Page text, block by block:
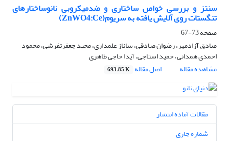
سنتز و بررسی خواص ساختاری و ضدمیکروبی نانوساختارهای
تنگستات روی آلایش یافته به سریوم(ZnWO4:Ce)
صفحه73-67
صادق آزادمهر، رضوان صادقی، ساناز علمداری، مجید جعفرتفرشی، محمود
احمدی همدانی، حمید استاجی، آیدا حاجی طاهری
مشاهده مقاله
اصل مقاله 693.85 K
مقالات آماده انتشار
شماره جاری